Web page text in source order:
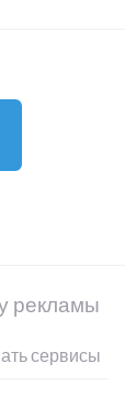
рекламы